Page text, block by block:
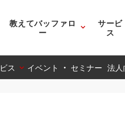
教えてバッファロ
ー
サービ
ス
ス イベント ・ セミナー 法